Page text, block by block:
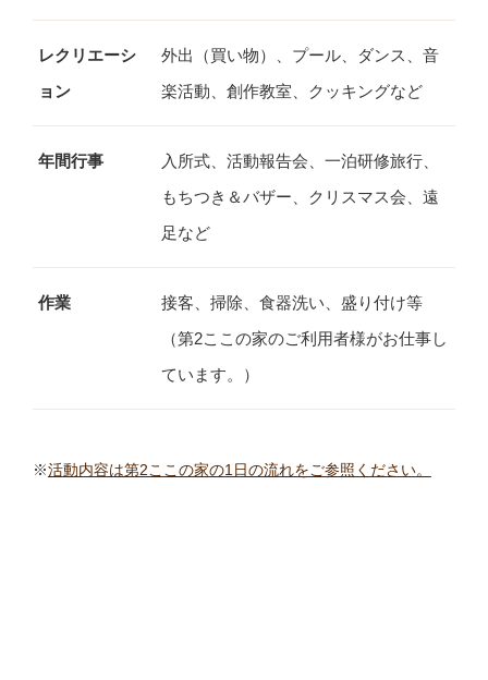
レクリエーシ
ョン
外出（買い物）、プール、ダンス、音
楽活動、創作教室、クッキングなど
年間行事
入所式、活動報告会、一泊研修旅行、
もちつき＆バザー、クリスマス会、遠
足など
作業
接客、掃除、食器洗い、盛り付け等
（第2ここの家のご利用者様がお仕事し
ています。）
※活動内容は第2ここの家の1日の流れをご参照ください。